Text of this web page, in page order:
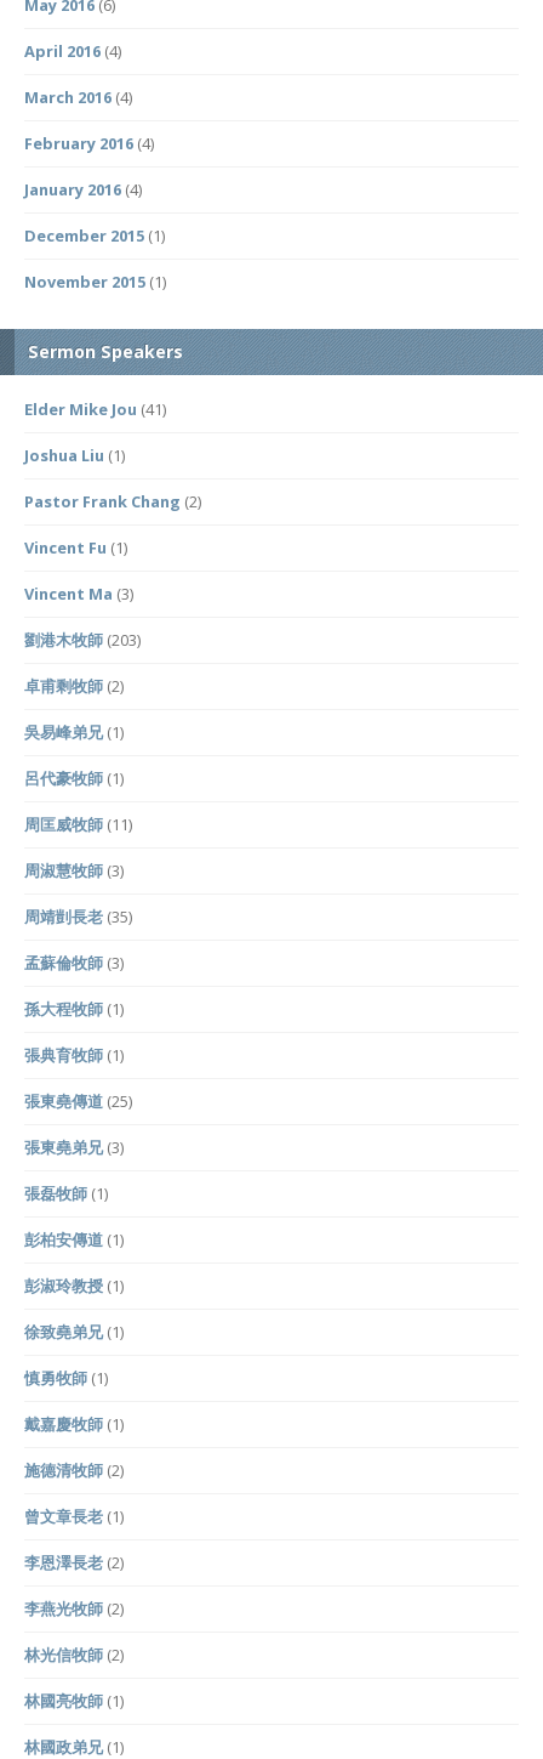
May 2016 (6)
April 2016 (4)
March 2016 (4)
February 2016 (4)
January 2016 (4)
December 2015 (1)
November 2015 (1)
Sermon Speakers
Elder Mike Jou (41)
Joshua Liu (1)
Pastor Frank Chang (2)
Vincent Fu (1)
Vincent Ma (3)
劉港木牧師 (203)
卓甫剩牧師 (2)
吳易峰弟兄(1)
呂代豪牧師 (1)
周匡威牧師 (11)
周淑慧牧師 (3)
周靖剴長老 (35)
孟蘇倫牧師 (3)
孫大程牧師 (1)
張典育牧師 (1)
張東堯傳道 (25)
張東堯弟兄(3)
張磊牧師 (1)
彭柏安傳道 (1)
彭淑玲教授 (1)
徐致堯弟兄(1)
慎勇牧師 (1)
戴嘉慶牧師 (1)
施德清牧師 (2)
曾文章長老 (1)
李恩澤長老 (2)
李燕光牧師 (2)
林光信牧師 (2)
林國亮牧師 (1)
林國政弟兄(1)